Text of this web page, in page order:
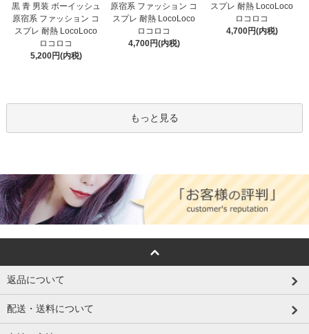
黒 青 男装 ボーイッシュ
原宿系 ファッション コ
スプレ 耐熱 LocoLoco
ロコロコ
5,200円(内税)
原宿系 ファッション コ
スプレ 耐熱 LocoLoco
ロコロコ
4,700円(内税)
スプレ 耐熱 LocoLoco
ロコロコ
4,700円(内税)
もっと見る
返品について
配送・送料について